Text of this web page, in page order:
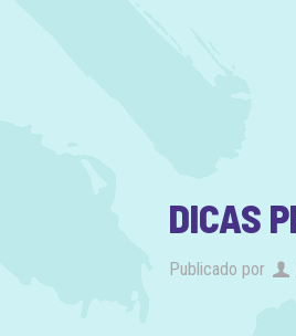
DICAS
Publicado por